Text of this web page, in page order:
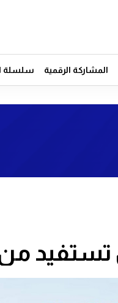
المشاركة الرقمية سلسلة